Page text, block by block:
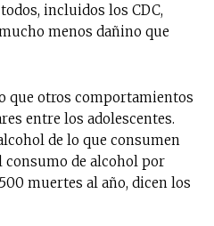
incluidos los CDC,
menos dañino que
que otros comportamientos
entre los adolescentes.
de lo que consumen
de alcohol por
muertes al año, dicen los